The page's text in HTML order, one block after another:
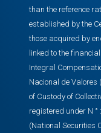
than the reference
established by the
those acquired by
linked to the
Integral
Nacional de Valores
of Custody of
registered under N °
(National Securities